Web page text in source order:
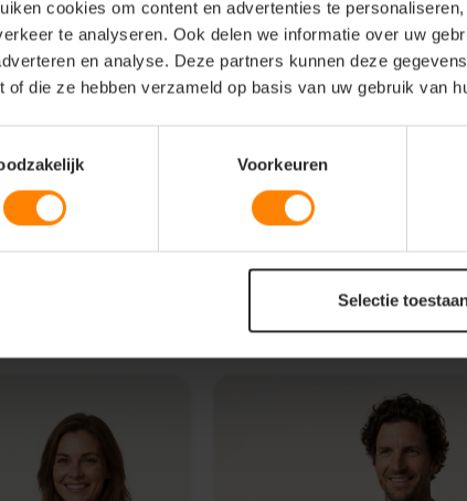
cookies om content en advertenties te
te analyseren. Ook delen we informatie over uw
en analyse. Deze partners kunnen deze
of die ze hebben verzameld op basis van uw gebruik van
Voorkeuren
Selectie
rebranding)
ook leuk